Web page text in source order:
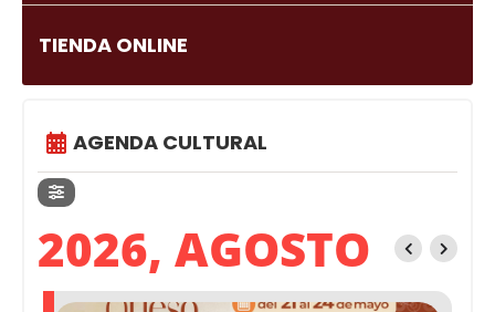
TIENDA ONLINE
AGENDA CULTURAL
2026, AGOSTO